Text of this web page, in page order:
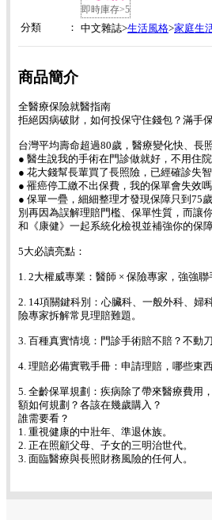
即時庫存>5
分類
： 中文雜誌>生活風格>家庭生
商品簡介
全醫療保險就醫指南
拒絕因病破財，如何投保守住錢包？滿手
台灣平均壽命超過80歲，醫療變化快、長
● 醫生說我的手術在門診做就好，不用住
● 花大錢幫長輩買了長照險，已經確診失
● 罹癌停工繳不出保費，我的保單會失效嗎
● 保單一疊，細細整理才發現保障只到75
別再因為誤解理賠門檻、保單性質，而讓
和《康健》一起系統化檢視並補強你的保
5大必讀亮點：
1. 2大權威專業：醫師 × 保險專家，強強
2. 14項關鍵科別：心臟科、一般外科、婦
險專家拆解常見理賠難題。
3. 百種真實情境：門診手術賠不賠？不動
4. 理賠必備實戰手冊：申請理賠，哪些東
5. 全齡保單規劃：疾病除了帶來醫療費用
額如何規劃？各該在幾歲購入？
誰需要看？
1. 重視健康的中壯年、準退休族。
2. 正在照顧父母、子女的三明治世代。
3. 面臨醫療與長照財務風險的任何人。